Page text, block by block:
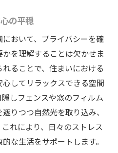
の平穏
おいて、プライバシーを確
を理解することは欠かせま
ることで、住まいにおける
してリラックスできる空間
しフェンスや窓のフィルム
りつつ自然光を取り込み、
れにより、日々のストレス
な生活をサポートします。